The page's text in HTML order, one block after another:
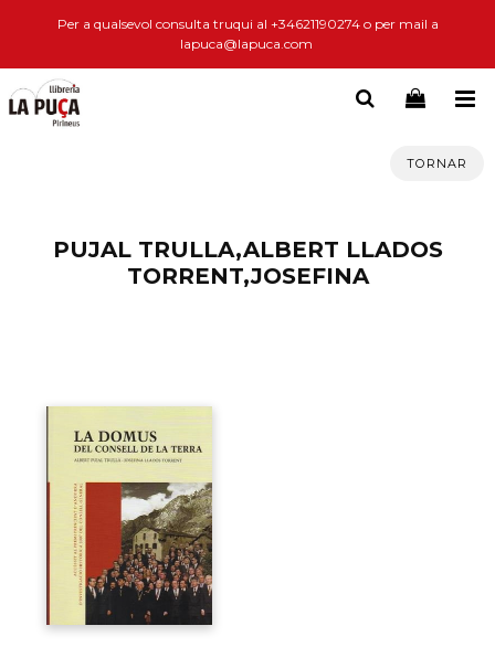
Per a qualsevol consulta truqui al +34621190274 o per mail a
lapuca@lapuca.com
TORNAR
PUJAL TRULLA,ALBERT LLADOS
TORRENT,JOSEFINA